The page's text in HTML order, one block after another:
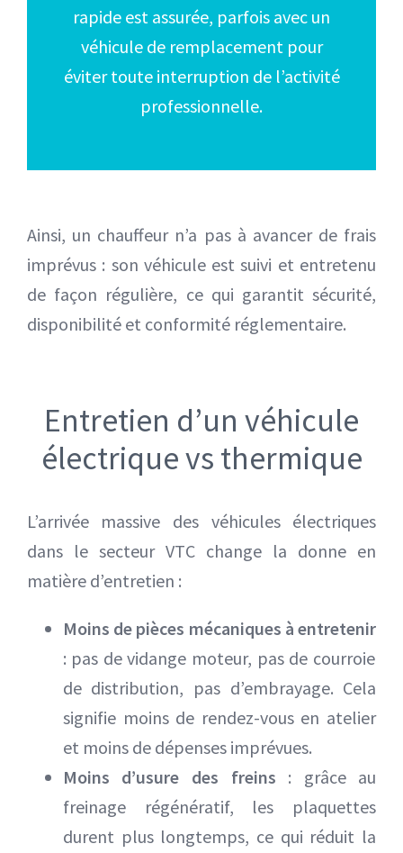
rapide est assurée, parfois avec un
véhicule de remplacement pour
éviter toute interruption de l’activité
professionnelle.
Ainsi, un chauffeur n’a pas à avancer de frais
imprévus : son véhicule est suivi et entretenu
de façon régulière, ce qui garantit sécurité,
disponibilité et conformité réglementaire.
Entretien d’un véhicule
électrique vs thermique
L’arrivée massive des véhicules électriques
dans le secteur VTC change la donne en
matière d’entretien :
Moins de pièces mécaniques à entretenir
: pas de vidange moteur, pas de courroie
de distribution, pas d’embrayage. Cela
signifie moins de rendez-vous en atelier
et moins de dépenses imprévues.
Moins d’usure des freins : grâce au
freinage régénératif, les plaquettes
durent plus longtemps, ce qui réduit la